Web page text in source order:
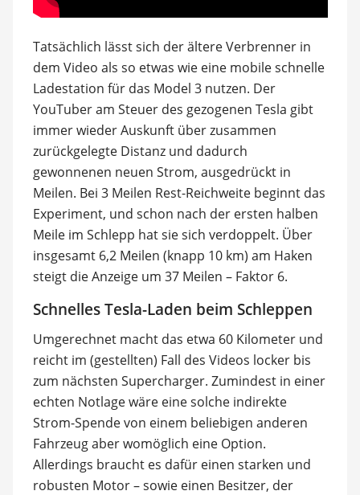
Tatsächlich lässt sich der ältere Verbrenner in
dem Video als so etwas wie eine mobile schnelle
Ladestation für das Model 3 nutzen. Der
YouTuber am Steuer des gezogenen Tesla gibt
immer wieder Auskunft über zusammen
zurückgelegte Distanz und dadurch
gewonnenen neuen Strom, ausgedrückt in
Meilen. Bei 3 Meilen Rest-Reichweite beginnt das
Experiment, und schon nach der ersten halben
Meile im Schlepp hat sie sich verdoppelt. Über
insgesamt 6,2 Meilen (knapp 10 km) am Haken
steigt die Anzeige um 37 Meilen – Faktor 6.
Schnelles Tesla-Laden beim Schleppen
Umgerechnet macht das etwa 60 Kilometer und
reicht im (gestellten) Fall des Videos locker bis
zum nächsten Supercharger. Zumindest in einer
echten Notlage wäre eine solche indirekte
Strom-Spende von einem beliebigen anderen
Fahrzeug aber womöglich eine Option.
Allerdings braucht es dafür einen starken und
robusten Motor – sowie einen Besitzer, der